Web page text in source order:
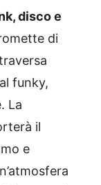
disco e
di
funky,
La
il
e